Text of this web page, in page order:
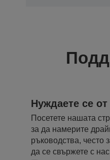
Нуждаете се
Посетете нашата
за да намерите
ръководства, често
да се свържете с